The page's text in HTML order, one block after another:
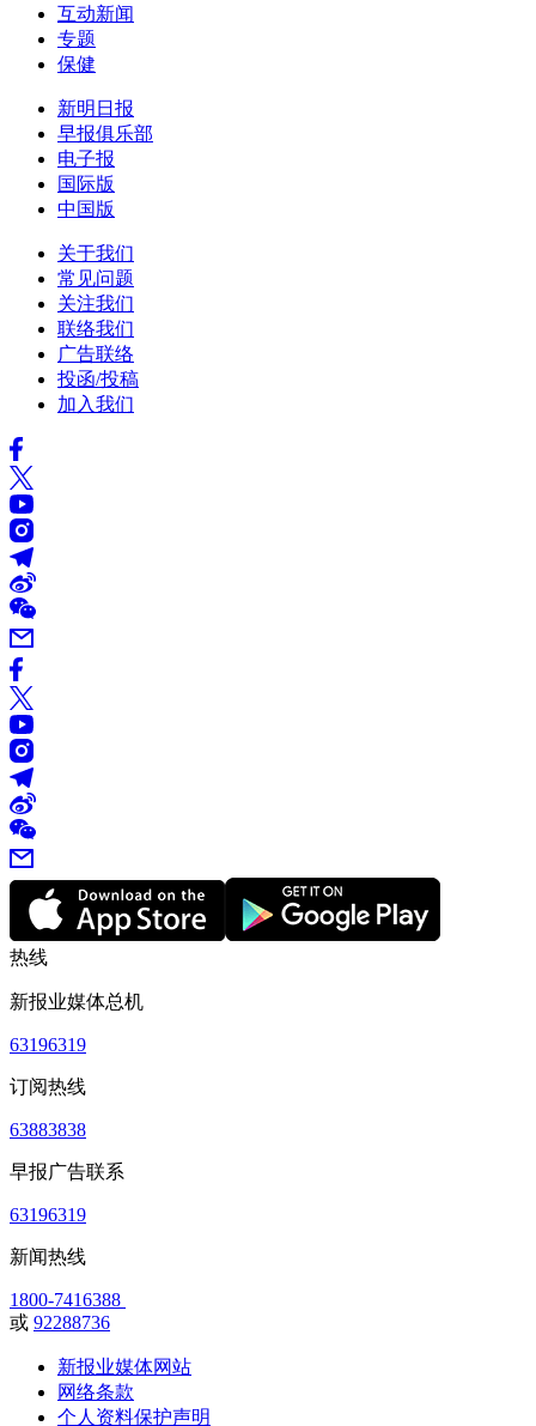
互动新闻
专题
保健
新明日报
早报俱乐部
电子报
国际版
中国版
关于我们
常见问题
关注我们
联络我们
广告联络
投函/投稿
加入我们
热线
新报业媒体总机
63196319
订阅热线
63883838
早报广告联系
63196319
新闻热线
1800-7416388
或 92288736
新报业媒体网站
网络条款
个人资料保护声明